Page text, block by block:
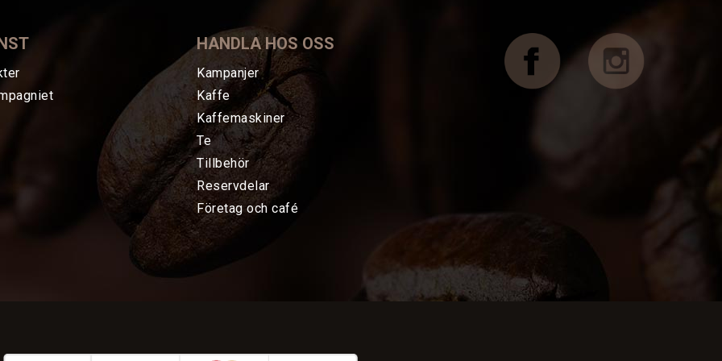
HANDLA HOS OSS
Kampanjer
Kaffe
Kaffemaskiner
Te
Tillbehör
Reservdelar
Företag och café